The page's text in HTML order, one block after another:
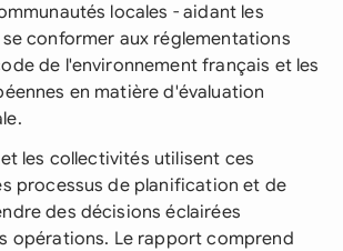
locales - aidant les
conformer aux réglementations
de l'environnement français et les
en matière d'évaluation
les collectivités utilisent ces
processus de planification et de
des décisions éclairées
opérations. Le rapport comprend